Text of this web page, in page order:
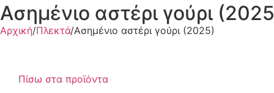
Ασημένιο αστέρι γούρι
Αρχική/Πλεκτά/Ασημένιο αστέρι γούρι (2025)
Πίσω στα προϊόντα